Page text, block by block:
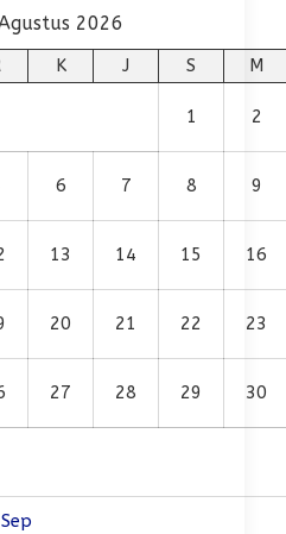
2026
K J S M
1 2
6 7 8 9
13 14 15 16
20 21 22 23
27 28 29 30